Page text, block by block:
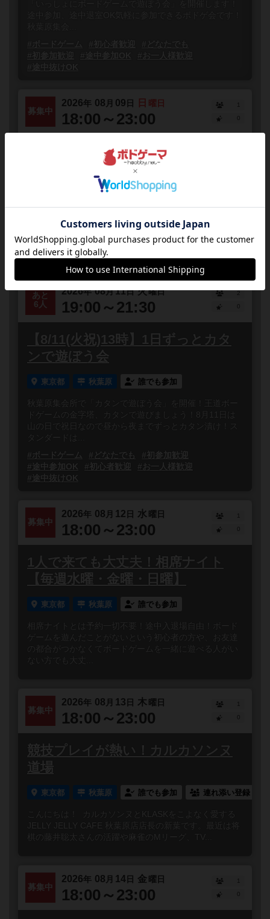
#ボードゲーム
#初心者歓迎
#どなたでも
#初参加歓迎
#途中参加OK
#お一人様歓迎
#途中抜けOK
募集中
2026年 08 月 09 日 日 曜日
18:00～23:00
1
1人で来ても大丈夫！相席ナイト
【毎週水曜・金曜・日曜】
秋葉原 誰でも参加
ゲームを遊んだことがないという初心者の方や、お友達
の都合がつかなくてボードゲームを一緒に遊べる人がい
ない方でも大丈...
あと
6人
2026年 08月11日 火曜日
19:00～21:30
2
【8/11(火祝)13時】1日ずっとカタ
ンで遊ぼう会
東京都 秋葉原 誰でも参加
秋葉原集会所で「カタンで遊ぼう会」を開催！王道ボー
ドゲームの金字塔、カタンで遊びましょう！8月11日は
山の日で祝日なので昼から夜までずっとカタン漬け！ス
#ボードゲーム
#どなたでも
#初参加歓迎
#途中参加OK
#初心者歓迎
#お一人様歓迎
#途中抜けOK
募集中
2026年 08 月 12 日 水 曜日
18:00～23:00
1
1人で来ても大丈夫！相席ナイト
【毎週水曜・金曜・日曜】
東京都 秋葉原 誰でも参加
相席ナイトとは予約一切不要！途中入退場自由！ボード
ゲームを遊んだことがないという初心者の方や、お友達
の都合がつかなくてボードゲームを一緒に遊べる人がい
ない方でも大丈...
募集中
2026年 08 月 13 日 木曜日
18:00～23:00
1
競技プレイが熱い！カルカソンヌ
道場
東京都 秋葉原 誰でも参加 連れ添い登録
こんにちは！ カルカソンヌとKLASKをこよなく愛する
JELLY JELLY CAFE 秋葉原店店長の新葉です。最近は将
棋の藤井聡太さんの活躍や麻雀のMリーグ、TV...
募集中
2026年 08 月 14 日 金曜日
18:00～23:00
1